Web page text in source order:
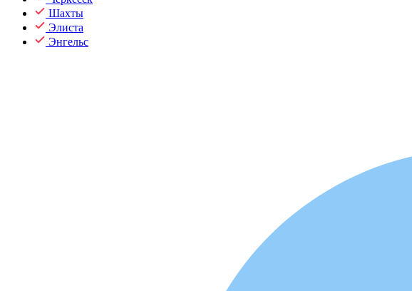
Шахты
Элиста
Энгельс